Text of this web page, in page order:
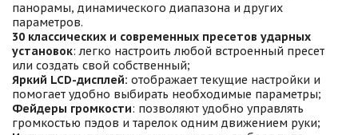
панорамы, динамического диапазона и других
параметров.
30 классических и современных пресетов ударных
установок: легко настроить любой встроенный пресет
или создать свой собственный;
Яркий LCD-дисплей: отображает текущие настройки и
помогает удобно выбирать необходимые параметры;
Фейдеры громкости: позволяют удобно управлять
громкостью пэдов и тарелок одним движением руки;